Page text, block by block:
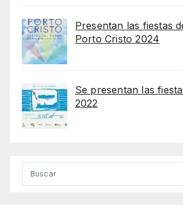
Presentan las fiestas
Porto Cristo 2024
Se presentan las
2022